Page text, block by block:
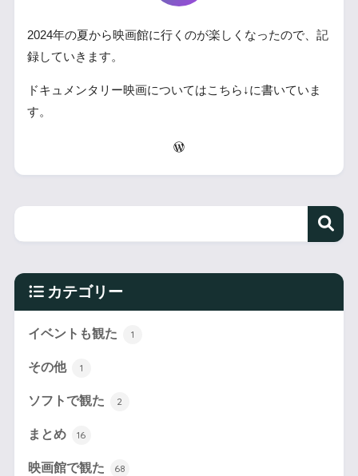
2024年の夏から映画館に行くのが楽しくなったので、記
録していきます。
ドキュメンタリー映画についてはこちら↓に書いていま
す。
カテゴリー
イベントも観た 1
その他 1
ソフトで観た 2
まとめ 16
映画館で観た 68